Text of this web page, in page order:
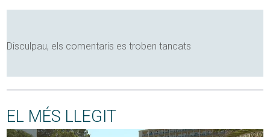
Disculpau, els comentaris es troben tancats
EL MÉS LLEGIT